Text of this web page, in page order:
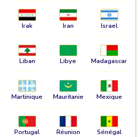
Irak Iran Israel
Liban Libye Madagascar
Martinique Mauritanie Mexique
Portugal Réunion Sénégal